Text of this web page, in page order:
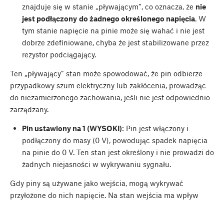
znajduje się w stanie „pływającym”, co oznacza, że nie
jest podłączony do żadnego określonego napięcia. W
tym stanie napięcie na pinie może się wahać i nie jest
dobrze zdefiniowane, chyba że jest stabilizowane przez
rezystor podciągający.
Ten „pływający” stan może spowodować, że pin odbierze
przypadkowy szum elektryczny lub zakłócenia, prowadząc
do niezamierzonego zachowania, jeśli nie jest odpowiednio
zarządzany.
Pin ustawiony na 1 (WYSOKI): Pin jest włączony i
podłączony do masy (0 V), powodując spadek napięcia
na pinie do 0 V. Ten stan jest określony i nie prowadzi do
żadnych niejasności w wykrywaniu sygnału.
Gdy piny są używane jako wejścia, mogą wykrywać
przyłożone do nich napięcie. Na stan wejścia ma wpływ